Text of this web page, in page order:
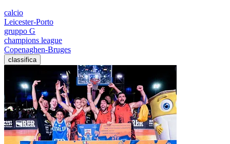
calcio
Leicester-Porto
gruppo G
champions league
Copenaghen-Bruges
classifica